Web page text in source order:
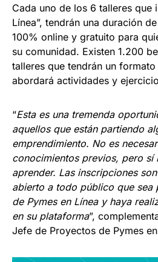
Cada uno de los 6 talleres que
Línea”, tendrán una duración
100% online y gratuito para
su comunidad. Existen 1.200
talleres que tendrán un
abordará actividades y
“Esta es una tremenda
aquellos que están partiendo
emprendimiento. No es
conocimientos previos, pero sí
aprender. Las inscripciones
abierto a todo público que sea
de Pymes en Línea y haya
en su plataforma”,
Jefe de Proyectos de Pymes